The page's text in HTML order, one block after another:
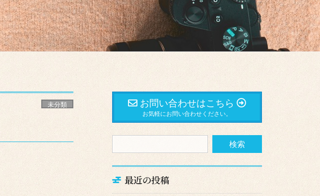
未分類 お問い合わせはこちら
お気軽にお問い合わせください。
最近の投稿